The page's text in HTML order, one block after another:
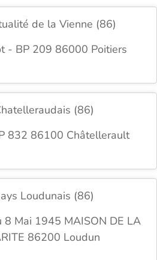
de la Vienne (86)
- BP 209 86000 Poitiers
(86)
832 86100 Châtellerault
Loudunais (86)
8 Mai 1945 MAISON DE LA
86200 Loudun